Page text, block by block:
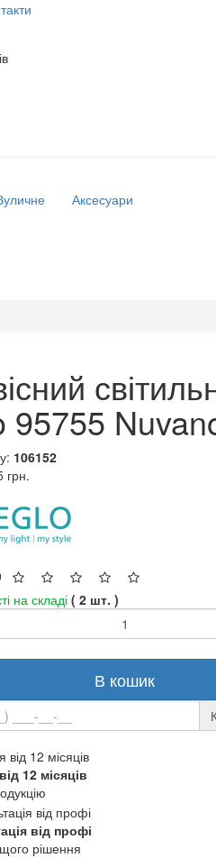
Аксесуари
95755
106152
грн.
на складі ( 2 шт. )
В кошик
12 місяців
від профі
рішення